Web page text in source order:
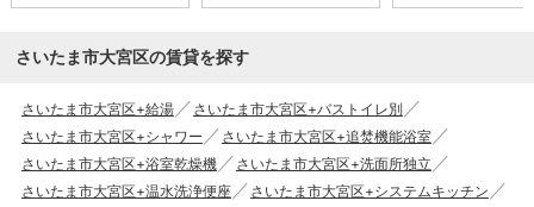
さいたま市大宮区の賃貸を探す
さいたま市大宮区+給湯
さいたま市大宮区+バストイレ別
さいたま市大宮区+シャワー
さいたま市大宮区+追焚機能浴室
さいたま市大宮区+浴室乾燥機
さいたま市大宮区+洗面所独立
さいたま市大宮区+温水洗浄便座
さいたま市大宮区+システムキッチン